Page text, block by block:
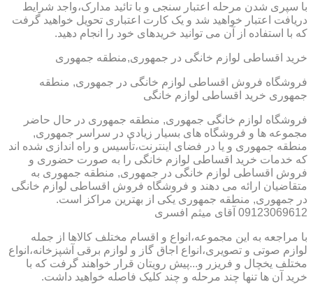
با سپری شدن مرحله اعتبار سنجی و با تائید مدارک،واجد شرایط
دریافت اعتبار خواهید شد و یک کارت اعتباری تحویل خواهید گرفت
که با استفاده از آن می توانید خریدهای خود را انجام دهید.
خرید اقساطی لوازم خانگی در جمهوری,منطقه جمهوری
فروشگاه فروش اقساطی لوازم خانگی در جمهوری, منطقه
جمهوری خرید اقساطی لوازم خانگی
فروشگاه لوازم خانگی جمهوری, منطقه جمهوری در حال حاضر
مجموعه ها و فروشگاه های بسیار زیادی در سراسر جمهوری,
منطقه جمهوری و یا در فضای اینترنت،تأسیس و راه اندازی شده اند
که خدمات خرید اقساطی لوازم خانگی را به صورت حضوری و
فروش اقساطی لوازم خانگی در جمهوری, منطقه جمهوری به
متقاضیان ارائه می دهند و فروشگاه فروش اقساطی لوازم خانگی
در جمهوری, منطقه جمهوری یکی از بهترین مراکز است.
09123069612 آقای میثم افسری
با مراجعه به این مجموعه،انواع و اقسام مختلف کالاها از جمله
لوازم صوتی و تصویری،انواع اجاق گاز و لوازم برقی آشپزخانه،انواع
مختلف یخچال و فریزر و...پیش رویتان قرار خواهند گرفت که با
خرید آن ها تنها چند مرحله و چند کلیک فاصله خواهید داشت.